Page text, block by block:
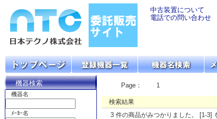
中古装置について
電話での問い合わせ
機器検索
機器名
ﾒｰｶｰ名
Page： 1
検索結果
3 件の商品がみつかりました。 [1-3]